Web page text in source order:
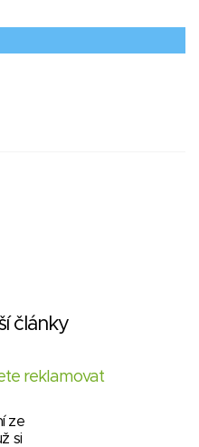
články
reklamovat
ze
si